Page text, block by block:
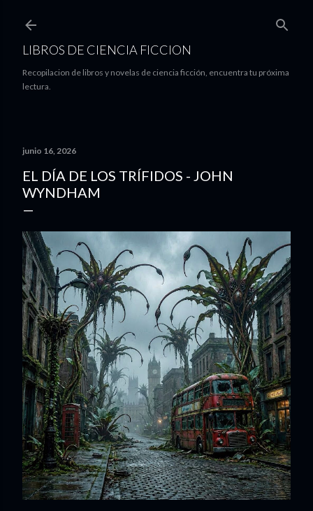
LIBROS DE CIENCIA FICCION
Recopilacion de libros y novelas de ciencia ficción, encuentra tu próxima
lectura.
junio 16, 2026
EL DÍA DE LOS TRÍFIDOS - JOHN
WYNDHAM